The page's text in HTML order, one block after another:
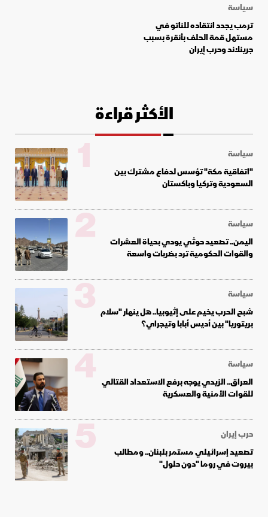
سياسة
ترمب يجدد انتقاده للناتو في
مستهل قمة الحلف بأنقرة بسبب
جرينلاند وحرب إيران
الأكثر قراءة
سياسة
"اتفاقية مكة" تؤسس لدفاع مشترك بين
السعودية وتركيا وباكستان
1
سياسة
اليمن.. تصعيد حوثي يودي بحياة العشرات
والقوات الحكومية ترد بضربات واسعة
2
سياسة
شبح الحرب يخيم على إثيوبيا.. هل ينهار "سلام
بريتوريا" بين أديس أبابا وتيجراي؟
3
سياسة
العراق.. الزيدي يوجه برفع الاستعداد القتالي
للقوات الأمنية والعسكرية
4
حرب إيران
تصعيد إسرائيلي مستمر بلبنان.. ومطالب
بيروت في روما "دون حلول"
5